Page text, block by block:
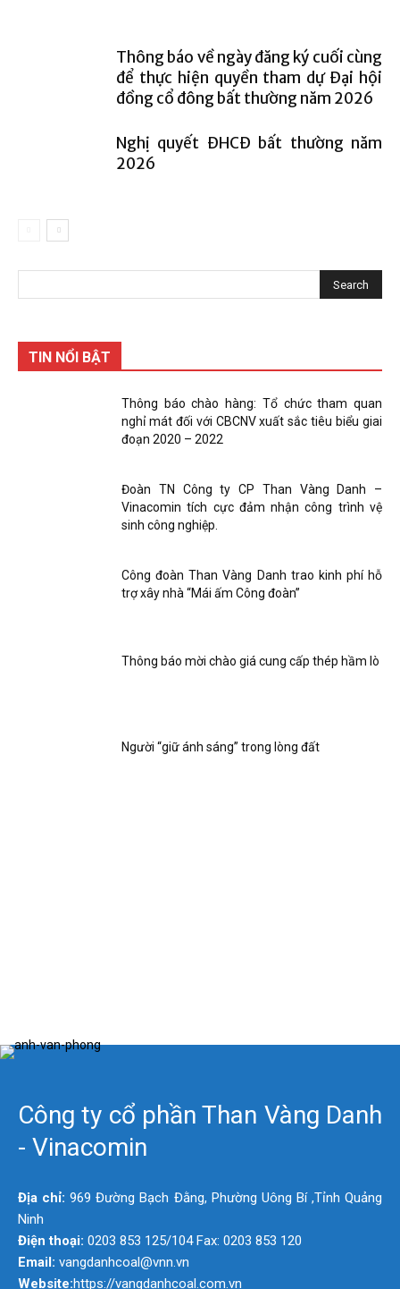
Thông báo về ngày đăng ký cuối cùng
để thực hiện quyền tham dự Đại hội
đồng cổ đông bất thường năm 2026
Nghị quyết ĐHCĐ bất thường năm
2026
TIN NỔI BẬT
Thông báo chào hàng: Tổ chức tham quan
nghỉ mát đối với CBCNV xuất sắc tiêu biểu giai
đoạn 2020 – 2022
Đoàn TN Công ty CP Than Vàng Danh –
Vinacomin tích cực đảm nhận công trình vệ
sinh công nghiệp.
Công đoàn Than Vàng Danh trao kinh phí hỗ
trợ xây nhà “Mái ấm Công đoàn”
Thông báo mời chào giá cung cấp thép hầm lò
Người “giữ ánh sáng” trong lòng đất
Công ty cổ phần Than Vàng Danh
- Vinacomin
Địa chỉ: 969 Đường Bạch Đằng, Phường Uông Bí ,Tỉnh Quảng
Ninh
Điện thoại: 0203 853 125/104 Fax: 0203 853 120
Email: vangdanhcoal@vnn.vn
Website:https://vangdanhcoal.com.vn